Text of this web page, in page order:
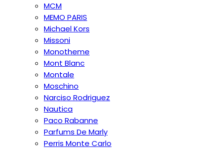
MCM
MEMO PARIS
Michael Kors
Missoni
Monotheme
Mont Blanc
Montale
Moschino
Narciso Rodriguez
Nautica
Paco Rabanne
Parfums De Marly
Perris Monte Carlo